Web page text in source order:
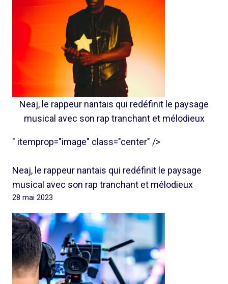
Neaj, le rappeur nantais qui redéfinit le paysage
musical avec son rap tranchant et mélodieux
" itemprop="image" class="center" />
Neaj, le rappeur nantais qui redéfinit le paysage
musical avec son rap tranchant et mélodieux
28 mai 2023